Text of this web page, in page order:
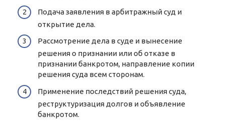
Подача заявления в арбитражный суд и
открытие дела.
Рассмотрение дела в суде и вынесение
решения о признании или об отказе в
признании банкротом, направление копии
решения суда всем сторонам.
Применение последствий решения суда,
реструктуризация долгов и объявление
банкротом.